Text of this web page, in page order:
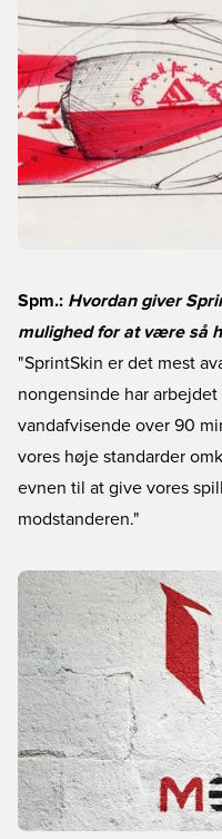
Spm.: Hvordan giver
mulighed for at være så
"SprintSkin er det mest
nongensinde har
vandafvisende over 90
vores høje standarder
evnen til at give vores
modstanderen."